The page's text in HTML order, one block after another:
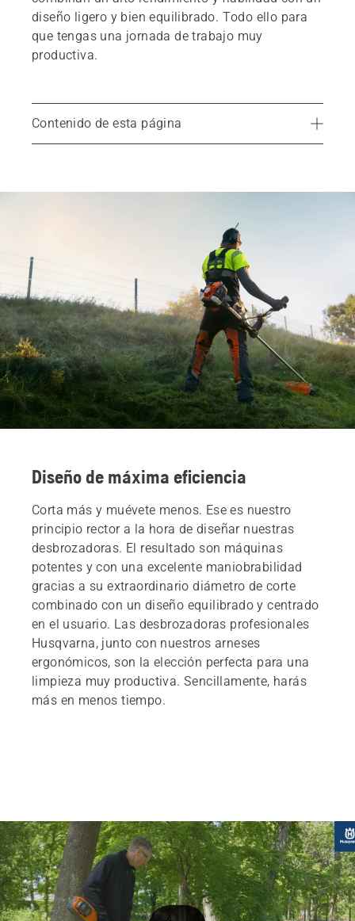
diseño ligero y bien equilibrado. Todo ello para
que tengas una jornada de trabajo muy
productiva.
Contenido de esta página
Diseño de máxima eficiencia
Encuentra tu distribuidor local
Diseño de máxima eficiencia
Corta más y muévete menos. Ese es nuestro
principio rector a la hora de diseñar nuestras
desbrozadoras. El resultado son máquinas
potentes y con una excelente maniobrabilidad
gracias a su extraordinario diámetro de corte
combinado con un diseño equilibrado y centrado
en el usuario. Las desbrozadoras profesionales
Husqvarna, junto con nuestros arneses
ergonómicos, son la elección perfecta para una
limpieza muy productiva. Sencillamente, harás
más en menos tiempo.